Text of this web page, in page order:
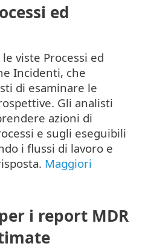
ed
viste Processi ed
Incidenti, che
di esaminare le
Gli analisti
azioni di
e sugli eseguibili
i flussi di lavoro e
Maggiori
i report MDR